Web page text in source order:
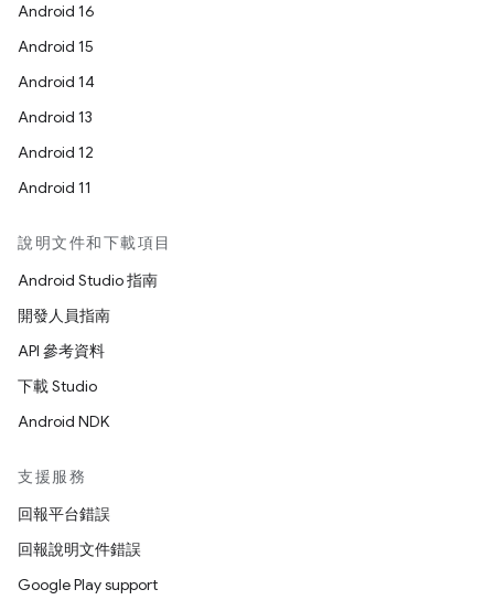
Android 16
Android 15
Android 14
Android 13
Android 12
Android 11
說明文件和下載項目
Android Studio 指南
開發人員指南
API 參考資料
下載 Studio
Android NDK
支援服務
回報平台錯誤
回報說明文件錯誤
Google Play support